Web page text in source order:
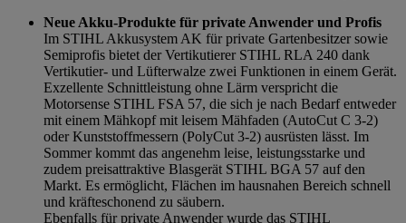
Neue Akku-Produkte für private Anwender und Profis
Im STIHL Akkusystem AK für private Gartenbesitzer sowie
Semiprofis bietet der Vertikutierer STIHL RLA 240 dank
Vertikutier- und Lüfterwalze zwei Funktionen in einem Gerät.
Exzellente Schnittleistung ohne Lärm verspricht die
Motorsense STIHL FSA 57, die sich je nach Bedarf entweder
mit einem Mähkopf mit leisem Mähfaden (AutoCut C 3-2)
oder Kunststoffmessern (PolyCut 3-2) ausrüsten lässt. Im
Sommer kommt das angenehm leise, leistungsstarke und
zudem preisattraktive Blasgerät STIHL BGA 57 auf den
Markt. Es ermöglicht, Flächen im hausnahen Bereich schnell
und kräfteschonend zu säubern.
Ebenfalls für private Anwender wurde das STIHL